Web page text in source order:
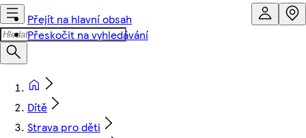
Přejít na hlavní obsah
Přeskočit na vyhledávání
Dítě
Strava pro děti